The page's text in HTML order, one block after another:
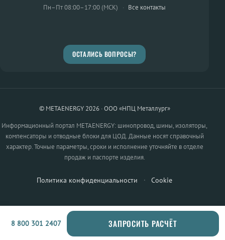
Пн–Пт 08:00–17:00 (МСК) · Все контакты
ОСТАЛИСЬ ВОПРОСЫ?
© METAENERGY 2026 · ООО «НПЦ Металлург»
Информационный портал METAENERGY: шинопровод, шины, изоляторы,
компенсаторы и отводные блоки для ЦОД. Данные носят справочный
характер. Точные параметры, сроки и исполнение уточняйте в отделе
продаж и паспорте изделия.
Политика конфиденциальности · Cookie
8 800 301 2407 ЗАПРОСИТЬ РАСЧЁТ